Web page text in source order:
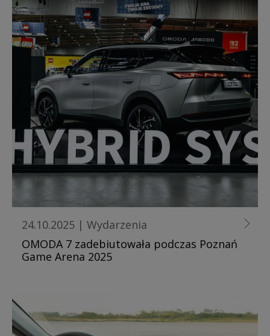
24.10.2025 | Wydarzenia
OMODA 7 zadebiutowała podczas Poznań
Game Arena 2025